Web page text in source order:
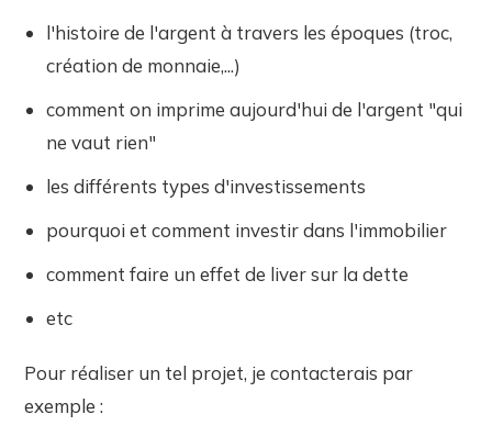
l'histoire de l'argent à travers les époques (troc,
création de monnaie,...)
comment on imprime aujourd'hui de l'argent "qui
ne vaut rien"
les différents types d'investissements
pourquoi et comment investir dans l'immobilier
comment faire un effet de liver sur la dette
etc
Pour réaliser un tel projet, je contacterais par
exemple :